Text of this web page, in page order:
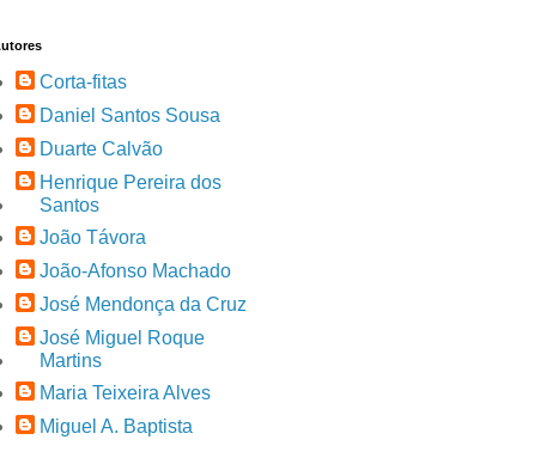
Corta-fitas
Daniel Santos Sousa
Duarte Calvão
Henrique Pereira dos
Santos
João Távora
João-Afonso Machado
José Mendonça da Cruz
José Miguel Roque
Martins
Maria Teixeira Alves
Miguel A. Baptista